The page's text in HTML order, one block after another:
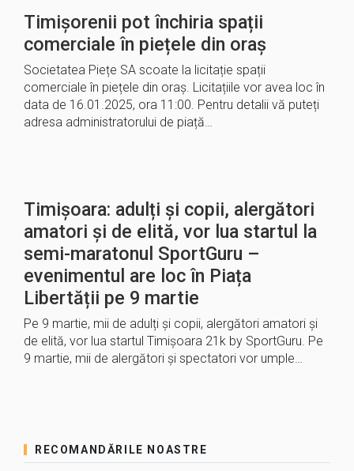
Timișorenii pot închiria spații
comerciale în piețele din oraș
Societatea Piețe SA scoate la licitație spații
comerciale în piețele din oraș. Licitațiile vor avea loc în
data de 16.01.2025, ora 11:00. Pentru detalii vă puteți
adresa administratorului de piață…
Timișoara: adulți și copii, alergători
amatori și de elită, vor lua startul la
semi-maratonul SportGuru –
evenimentul are loc în Piața
Libertății pe 9 martie
Pe 9 martie, mii de adulți și copii, alergători amatori și
de elită, vor lua startul Timișoara 21k by SportGuru. Pe
9 martie, mii de alergători și spectatori vor umple…
RECOMANDĂRILE NOASTRE